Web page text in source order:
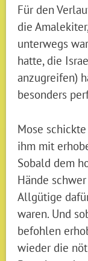
Für den
die
unterwegs
hatte, die
anzugreifen)
besonders
Mose
ihm mit
Sobald dem
Hände
Allgütige
waren. Und
befohlen
wieder die